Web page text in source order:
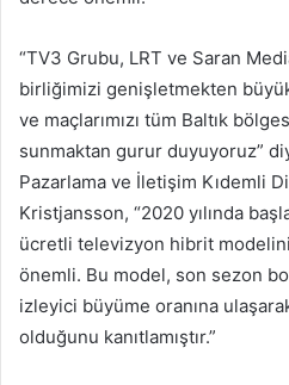
“TV3 Grubu, LRT ve Saran
birliğimizi genişletmekten
ve maçlarımızı tüm Baltık
sunmaktan gurur duyuyoruz”
Pazarlama ve İletişim Kıdemli
Kristjansson, “2020 yılında
ücretli televizyon hibrit
önemli. Bu model, son sezon
izleyici büyüme oranına
olduğunu kanıtlamıştır.”